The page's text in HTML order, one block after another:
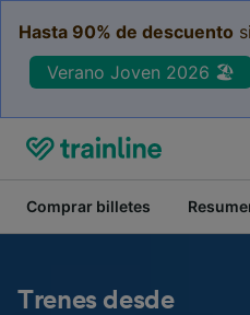
Hasta 90% de descuento
Verano Joven 2026 🏖️
Comprar billetes
Trenes desde